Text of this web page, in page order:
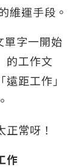
維運手段。
字一開始
的工作文
距工作」
常呀！
作